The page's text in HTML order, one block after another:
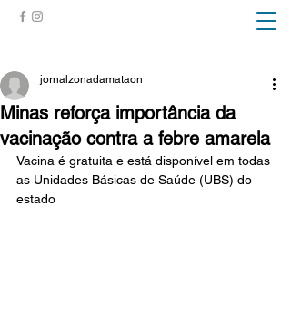
Minas reforça importância da
vacinação contra a febre amarela
jornalzonadamataon
Vacina é gratuita e está disponível em todas
as Unidades Básicas de Saúde (UBS) do
estado